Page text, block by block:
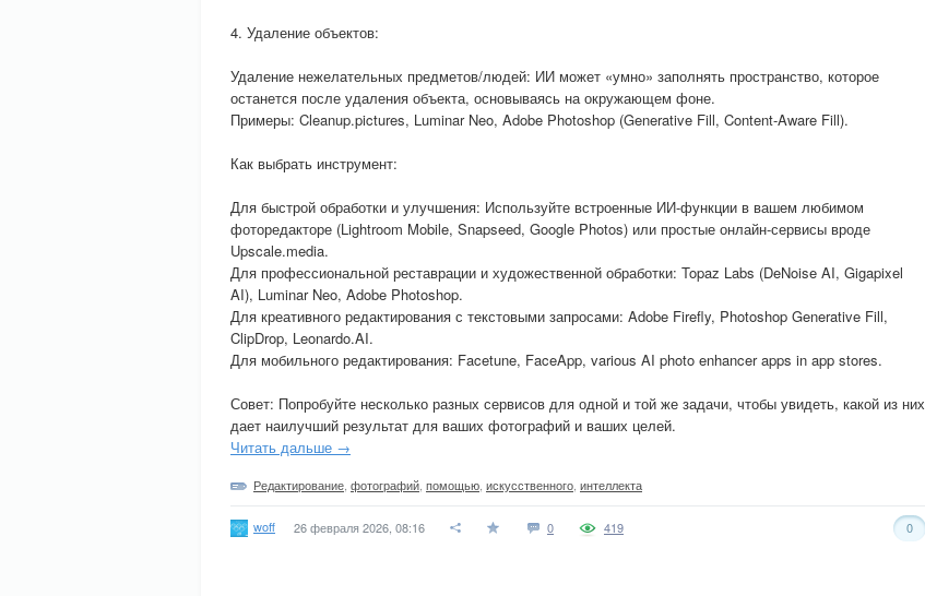
4. Удаление объектов:
Удаление нежелательных предметов/людей: ИИ может «умно» заполнять пространство, которое
останется после удаления объекта, основываясь на окружающем фоне.
Примеры: Cleanup.pictures, Luminar Neo, Adobe Photoshop (Generative Fill, Content-Aware Fill).
Как выбрать инструмент:
Для быстрой обработки и улучшения: Используйте встроенные ИИ-функции в вашем любимом
фоторедакторе (Lightroom Mobile, Snapseed, Google Photos) или простые онлайн-сервисы вроде
Upscale.media.
Для профессиональной реставрации и художественной обработки: Topaz Labs (DeNoise AI, Gigapixel
AI), Luminar Neo, Adobe Photoshop.
Для креативного редактирования с текстовыми запросами: Adobe Firefly, Photoshop Generative Fill,
ClipDrop, Leonardo.AI.
Для мобильного редактирования: Facetune, FaceApp, various AI photo enhancer apps in app stores.
Совет: Попробуйте несколько разных сервисов для одной и той же задачи, чтобы увидеть, какой из них
дает наилучший результат для ваших фотографий и ваших целей.
Читать дальше →
Редактирование фотографий помощью искусственного интеллекта
woff 26 февраля 2026, 08:16 0 0
419